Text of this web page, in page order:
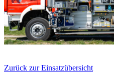
Zurück zur Einsatzübersicht